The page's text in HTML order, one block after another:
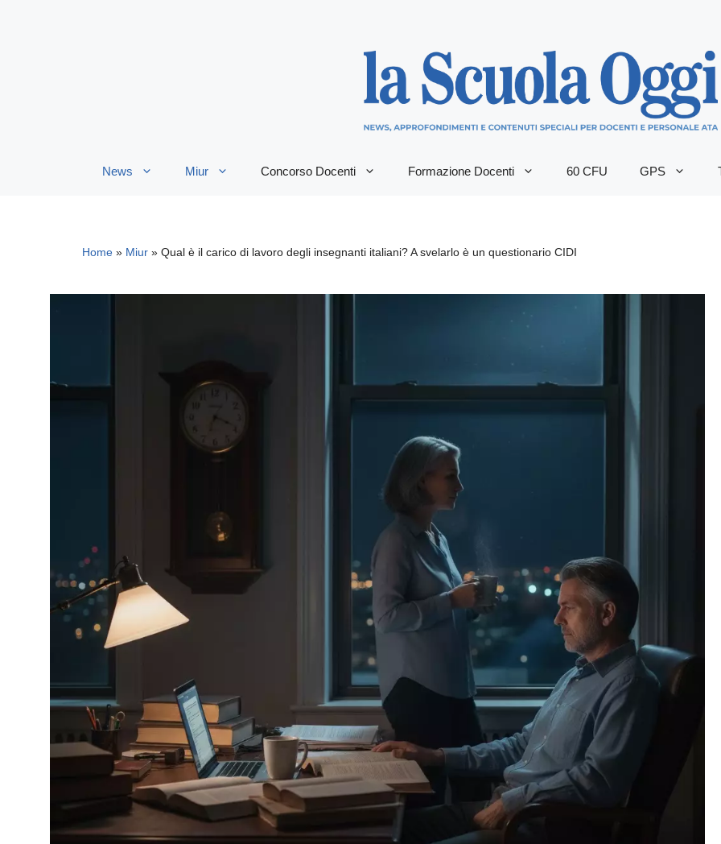
News Miur Concorso Docenti Formazione Docenti 60 CFU GPS
Home » Miur » Qual è il carico di lavoro degli insegnanti italiani? A svelarlo è un questionario CIDI